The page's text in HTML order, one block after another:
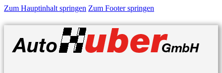
Zum Hauptinhalt springen Zum Footer springen